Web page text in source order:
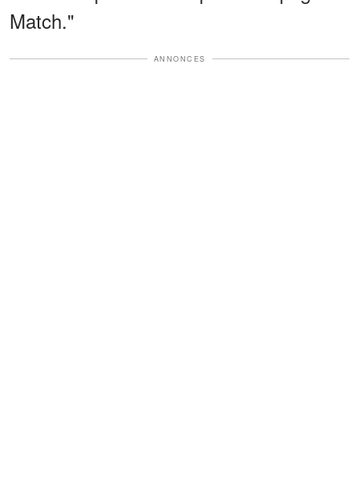
Match."
ANNONCES